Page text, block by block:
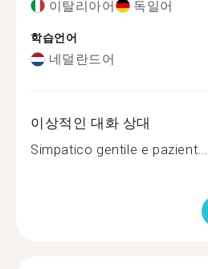
이탈리아어 독일어
학습언어
네덜란드어
이상적인 대화 상대
Simpatico gentile e pazient...